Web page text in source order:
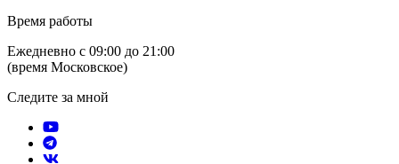
Время работы
Ежедневно с 09:00 до 21:00
(время Московское)
Следите за мной